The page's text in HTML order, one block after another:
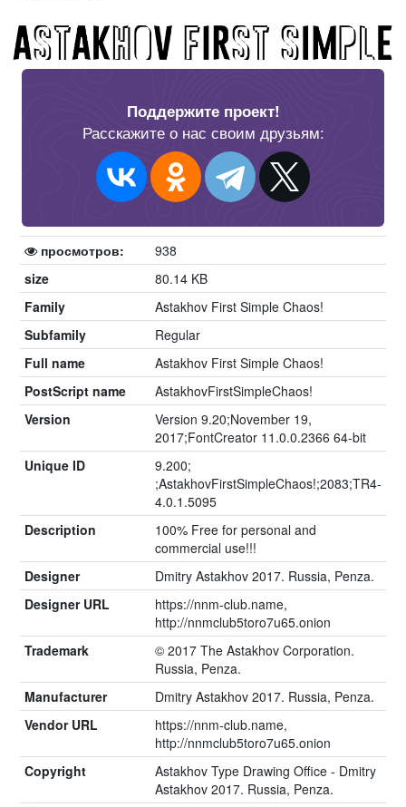
Поддержите проект!
Расскажите о нас своим друзьям:
просмотров:
938
size
80.14 KB
Family
Astakhov First Simple Chaos!
Subfamily
Regular
Full name
Astakhov First Simple Chaos!
PostScript name
AstakhovFirstSimpleChaos!
Version
Version 9.20;November 19,
2017;FontCreator 11.0.0.2366 64-bit
Unique ID
9.200;
;AstakhovFirstSimpleChaos!;2083;TR4-
4.0.1.5095
Description
100% Free for personal and
commercial use!!!
Designer
Dmitry Astakhov 2017. Russia, Penza.
Designer URL
https://nnm-club.name,
http://nnmclub5toro7u65.onion
Trademark
© 2017 The Astakhov Corporation.
Russia, Penza.
Manufacturer
Dmitry Astakhov 2017. Russia, Penza.
Vendor URL
https://nnm-club.name,
http://nnmclub5toro7u65.onion
Copyright
Astakhov Type Drawing Office - Dmitry
Astakhov 2017. Russia, Penza.